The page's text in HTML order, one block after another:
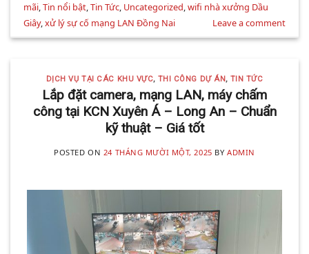
mãi,Tin nổi bật,Tin Tức, Uncategorized,wifi nhà xưởng Dầu
Giây,xử lý sự cố mạng LAN Đồng Nai Leave a comment
DỊCH VỤ TẠI CÁC KHU VỰC, THI CÔNG DỰ ÁN, TIN TỨC
Lắp đặt camera, mạng LAN, máy chấm
công tại KCN Xuyên Á – Long An – Chuẩn
kỹ thuật – Giá tốt
POSTED ON 24 THÁNG MƯỜI MỘT, 2025 BY ADMIN